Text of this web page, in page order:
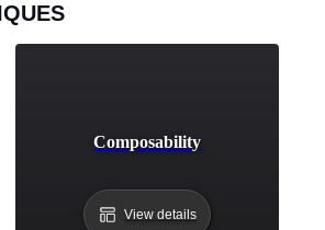
Composability
View details